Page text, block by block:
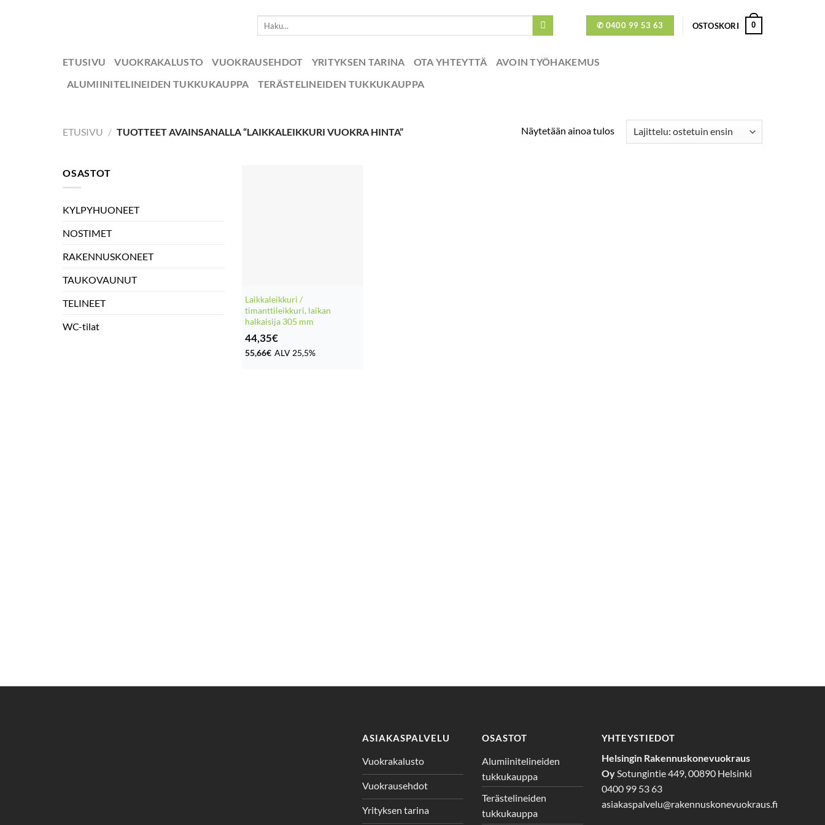
✆ 0400 99 53 63 OSTOSKORI 0
ETUSIVU VUOKRAKALUSTO VUOKRAUSEHDOT YRITYKSEN TARINA OTA YHTEYTTÄ
AVOIN TYÖHAKEMUS
ALUMIINITELINEIDEN TUKKUKAUPPA
TERÄSTELINEIDEN TUKKUKAUPPA
ETUSIVU / TUOTTEET AVAINSANALLA “LAIKKALEIKKURI VUOKRA HINTA” Näytetään ainoa tulos
OSASTOT
KYLPYHUONEET
NOSTIMET
RAKENNUSKONEET
TAUKOVAUNUT
TELINEET
WC-tilat
Laikkaleikkuri /
timanttileikkuri, laikan
halkaisija 305 mm
44,35€
55,66€ ALV 25,5%
ASIAKASPALVELU
Vuokrakalusto
Vuokrausehdot
Yrityksen tarina
OSASTOT
Alumiinitelineiden
tukkukauppa
Terästelineiden
tukkukauppa
YHTEYSTIEDOT
Helsingin Rakennuskonevuokraus
Oy Sotungintie 449, 00890 Helsinki
0400 99 53 63
asiakaspalvelu@rakennuskonevuokraus.fi